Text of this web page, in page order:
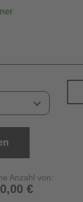
Anzahl von:
€